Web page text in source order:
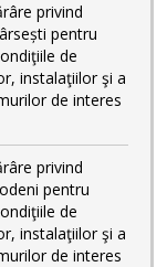
privind
pentru
de
instalaţiilor şi a
de interes
privind
pentru
de
instalaţiilor şi a
de interes